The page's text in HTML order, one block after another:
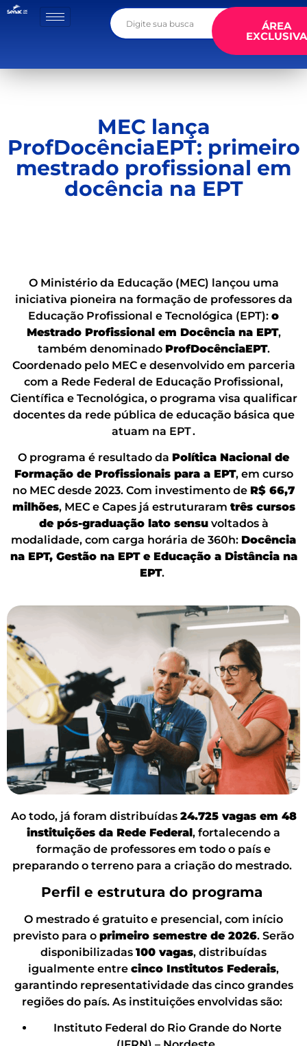
ÁREA
EXCLUSIVA
MEC lança
ProfDocênciaEPT: primeiro
mestrado profissional em
docência na EPT
O Ministério da Educação (MEC) lançou uma
iniciativa pioneira na formação de professores da
Educação Profissional e Tecnológica (EPT): o
Mestrado Profissional em Docência na EPT,
também denominado ProfDocênciaEPT.
Coordenado pelo MEC e desenvolvido em parceria
com a Rede Federal de Educação Profissional,
Científica e Tecnológica, o programa visa qualificar
docentes da rede pública de educação básica que
atuam na EPT .
O programa é resultado da Política Nacional de
Formação de Profissionais para a EPT, em curso
no MEC desde 2023. Com investimento de R$ 66,7
milhões, MEC e Capes já estruturaram três cursos
de pós-graduação lato sensuvoltados à
modalidade, com carga horária de 360h: Docência
na EPT, Gestão na EPT e Educação a Distância na
EPT.
Ao todo, já foram distribuídas 24.725 vagas em 48
instituições da Rede Federal, fortalecendo a
formação de professores em todo o país e
preparando o terreno para a criação do mestrado.
Perfil e estrutura do programa
O mestrado é gratuito e presencial, com início
previsto para o primeiro semestre de 2026. Serão
disponibilizadas 100 vagas, distribuídas
igualmente entre cinco Institutos Federais,
garantindo representatividade das cinco grandes
regiões do país. As instituições envolvidas são:
Instituto Federal do Rio Grande do Norte